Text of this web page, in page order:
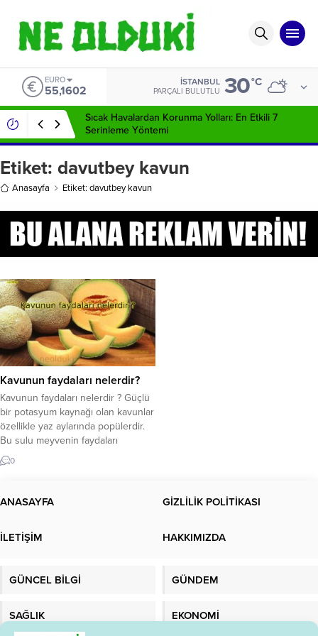
EURO
55,1602
İSTANBUL
PARÇALI BULUTLU 30°C
Sıcak Havalardan Korunma Yolları: En Etkili 7
Serinleme Yöntemi
Etiket: davutbey kavun
Anasayfa Etiket: davutbey kavun
Kavunun faydaları nelerdir?
Kavunun faydaları nelerdir ? Güçlü
bir potasyum kaynağı olan kavunlar
özellikle yaz aylarında popülerdir.
Bu sulu meyvenin faydaları
hakkında daha fazlasını okuyun.
Kavunun faydaları nelerdir? Şeker
önemlidir Kavun seçiminde
yaz meyvesi olan kavun, yüksek
0
ANASAYFA GİZLİLİK POLİTİKASI
İLETİŞİM HAKKIMIZDA
GÜNCEL BİLGİ GÜNDEM
SAĞLIK EKONOMİ